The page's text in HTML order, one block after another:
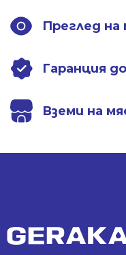
Преглед
Гаранция
Вземи на